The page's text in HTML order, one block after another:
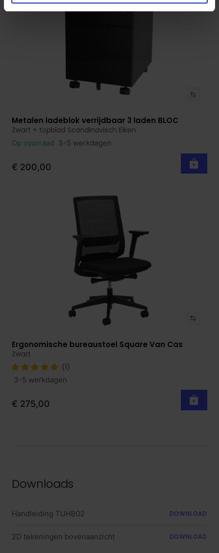
Bekijk product
Metalen ladeblok verrijdbaar 3 laden BLOC
Zwart + topblad Scandinavisch Eiken
Op voorraad 3-5 werkdagen
€ 200,00
Bekijk product
Ergonomische bureaustoel Square Van Cas
Zwart
(1)
3-5 werkdagen
€ 275,00
Downloads
Handleiding TUHB02 DOWNLOAD
2D tekeningen bovenaanzicht DOWNLOAD